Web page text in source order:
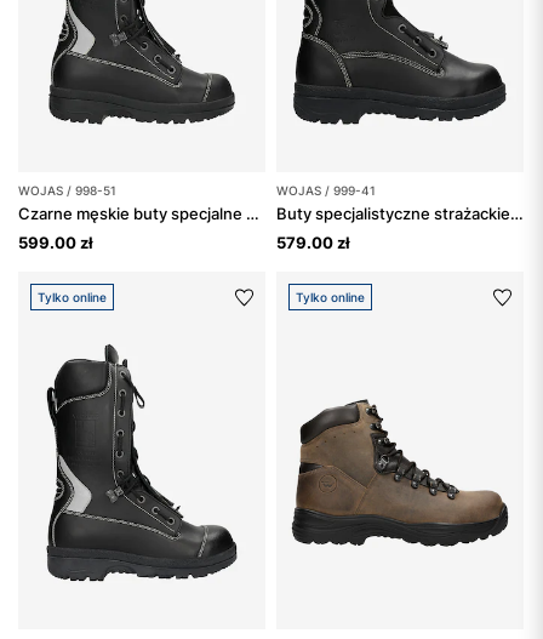
WOJAS / 998-51
Czarne męskie buty specjalne strażackie
599.00 zł
WOJAS / 999-41
Buty specjalistyczne strażackie ze skóry licowej
579.00 zł
Tylko online Tylko online